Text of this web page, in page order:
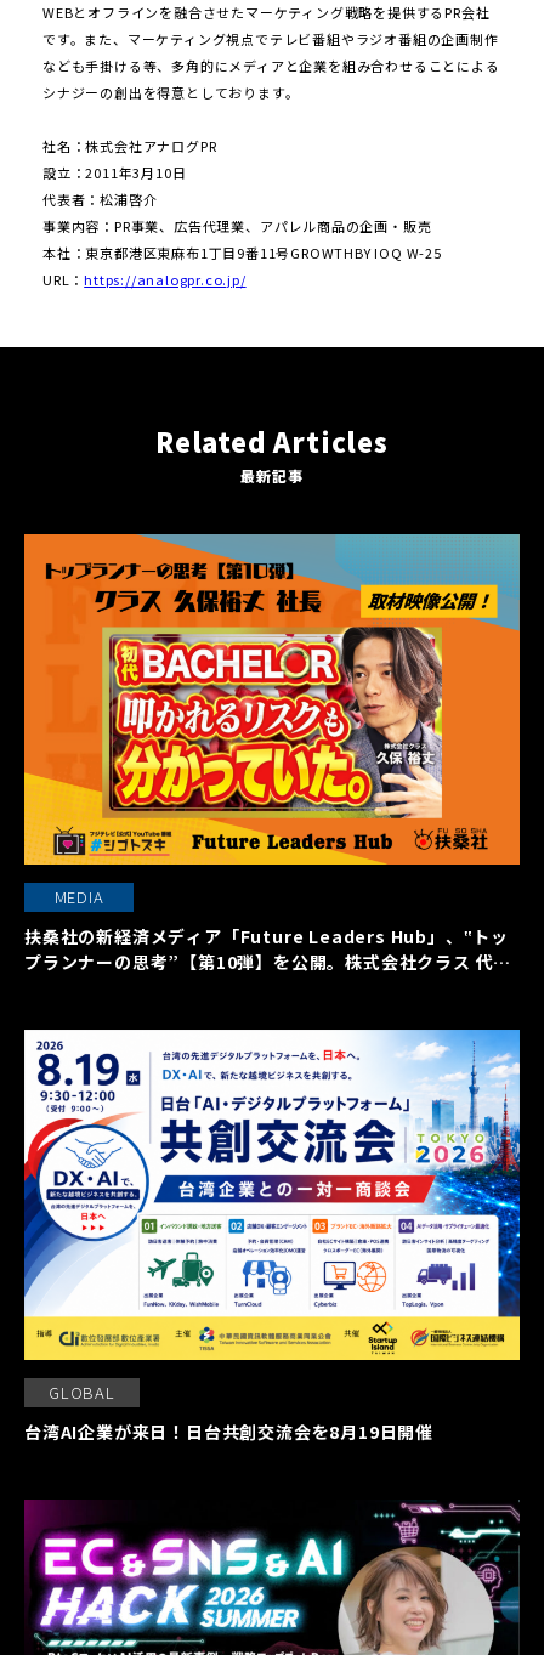
WEBとオフラインを融合させたマーケティング戦略を提供するPR会社
です。また、マーケティング視点でテレビ番組やラジオ番組の企画制作
なども⼿掛ける等、多⾓的にメディアと企業を組み合わせることによる
シナジーの創出を得意としております。
社名：株式会社アナログPR
設⽴：2011年3⽉10⽇
代表者：松浦啓介
事業内容：PR事業、広告代理業、アパレル商品の企画・販売
本社：東京都港区東⿇布1丁⽬9番11号GROWTHBY IOQ W-25
URL：https://analogpr.co.jp/
Related Articles
最新記事
MEDIA
扶桑社の新経済メディア「Future Leaders Hub」、‟トッ
プランナーの思考”【第10弾】を公開。株式会社クラス 代表
GLOBAL
台湾AI企業が来日！日台共創交流会を8月19日開催